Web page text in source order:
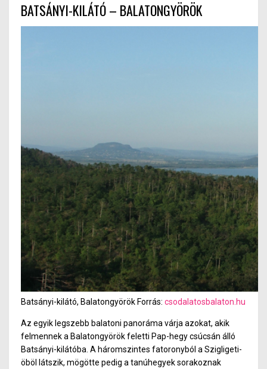
BATSÁNYI-KILÁTÓ – BALATONGYÖRÖK
Batsányi-kilátó, Balatongyörök Forrás: csodalatosbalaton.hu
Az egyik legszebb balatoni panoráma várja azokat, akik
felmennek a Balatongyörök feletti Pap-hegy csúcsán álló
Batsányi-kilátóba. A háromszintes fatoronyból a Szigligeti-
öböl látszik, mögötte pedig a tanúhegyek sorakoznak